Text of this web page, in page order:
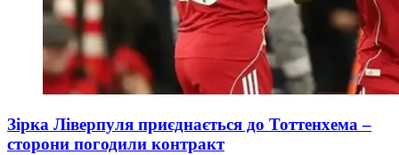
Зірка Ліверпуля приєднається до Тоттенхема –
сторони погодили контракт